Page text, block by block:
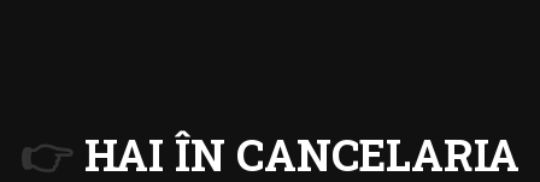
👉 HAI ÎN CANCELARIA